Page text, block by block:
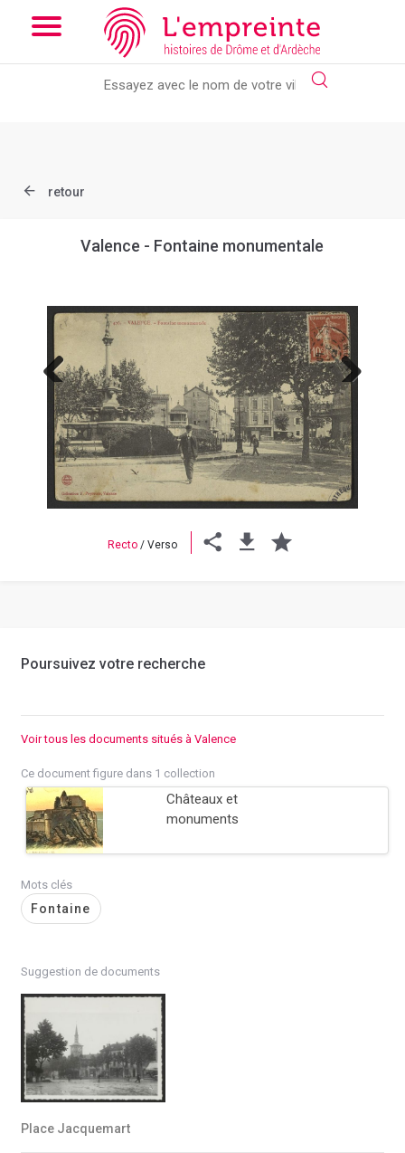
Array ( [slug] => document [ref] => B263626101_CP1584 )
Add the new slick-theme.css if you want the default styling
retour
Valence - Fontaine monumentale
Previous Next
Recto / Verso
Poursuivez votre recherche
Voir tous les documents situés à Valence
Ce document figure dans 1 collection
Châteaux et
monuments
Mots clés
Fontaine
Suggestion de documents
Place Jacquemart